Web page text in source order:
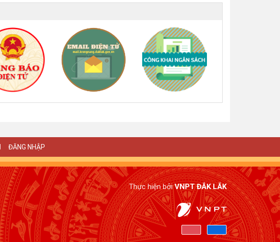
ĐĂNG NHẬP
Thực hiện bởiVNPT ĐẮK LẮK